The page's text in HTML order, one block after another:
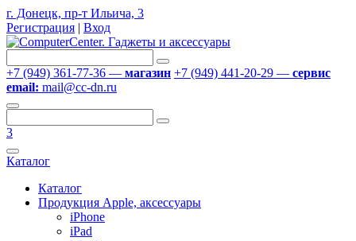
г. Донецк, пр-т Ильича, 3
Регистрация | Вход
+7 (949) 361-77-36 — магазин +7 (949) 441-20-29 — сервис
email: mail@cc-dn.ru
3
Каталог
Каталог
Продукция Apple, аксессуары
iPhone
iPad